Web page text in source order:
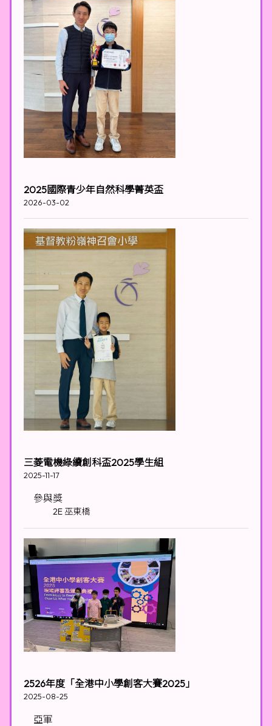
2025國際青少年自然科學菁英盃
2026-03-02
三菱電機綠續創科盃2025學生組
2025-11-17
參與獎
2E 巫東橋
2526年度「全港中小學創客大賽2025」
2025-08-25
亞軍